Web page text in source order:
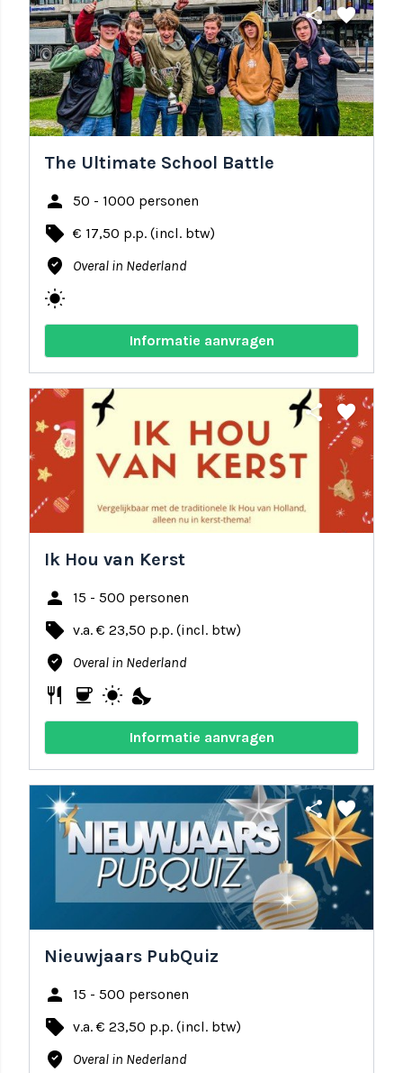
share favorite
The Ultimate School Battle
person 50 - 1000 personen
local_offer € 17,50 p.p. (incl. btw)
where_to_vote Overal in Nederland
wb_sunny
Informatie aanvragen
share favorite
Ik Hou van Kerst
person 15 - 500 personen
local_offer v.a. € 23,50 p.p. (incl. btw)
where_to_vote Overal in Nederland
restaurant coffee wb_sunny nights_stay
Informatie aanvragen
share favorite
Nieuwjaars PubQuiz
person 15 - 500 personen
local_offer v.a. € 23,50 p.p. (incl. btw)
where_to_vote Overal in Nederland